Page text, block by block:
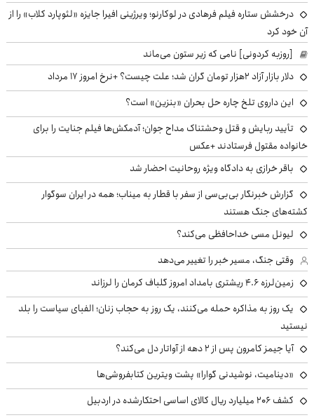
درخشش ستاره فیلم فرهادی در لوکارنو؛ ویرژینی افیرا جایزه «لئوپارد کلاب» را از
آن خود کرد
[روزبه کردونی] نامی که زیر ستون می‌ماند
دلار بازار آزاد ۲هزار تومان گران شد؛ علت چیست؟ +نرخ امروز ۱۷ مرداد
این داروی تلخ چاره حل بحران «بنزین» است؟
تأیید ربایش و قتل وحشتناک مداح جوان؛ آدمکش‌ها فیلم جنایت را برای
خانواده مقتول فرستادند +عکس
باقر خرازی به دادگاه ویژه روحانیت احضار شد
گزارش خبرنگار بی‌بی‌سی از سفر با قطار به میناب؛ همه در ایران سوگوار
کشته‌های جنگ هستند
لیونل مسی خداحافظی می‌کند؟
وقتی جنگ، مسیر خبر را تغییر می‌دهد
زمین‌لرزه ۴.۶ ریشتری بامداد امروز گلباف کرمان را لرزاند
یک روز به مذاکره حمله می‌کنند، یک روز به حجاب زنان؛ الفبای سیاست را بلد
نیستید
آیا جیمز کامرون پس از ۲ دهه از آواتار دل می‌کند؟
«دینامیت، نوشیدنی گوارا» پشت ویترین کتابفروشی‌ها
کشف ۲۰۶ میلیارد ریال کالای اساسی احتکارشده در اردبیل